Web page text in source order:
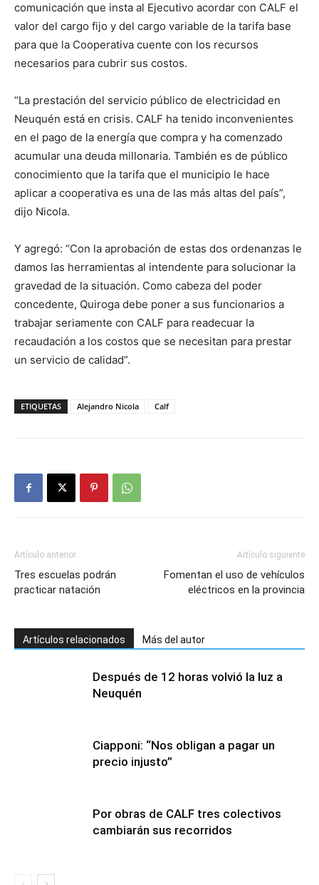
comunicación que insta al Ejecutivo acordar con CALF el
valor del cargo fijo y del cargo variable de la tarifa base
para que la Cooperativa cuente con los recursos
necesarios para cubrir sus costos.
“La prestación del servicio público de electricidad en
Neuquén está en crisis. CALF ha tenido inconvenientes
en el pago de la energía que compra y ha comenzado
acumular una deuda millonaria. También es de público
conocimiento que la tarifa que el municipio le hace
aplicar a cooperativa es una de las más altas del país”,
dijo Nicola.
Y agregó: “Con la aprobación de estas dos ordenanzas le
damos las herramientas al intendente para solucionar la
gravedad de la situación. Como cabeza del poder
concedente, Quiroga debe poner a sus funcionarios a
trabajar seriamente con CALF para readecuar la
recaudación a los costos que se necesitan para prestar
un servicio de calidad”.
ETIQUETAS Alejandro Nicola Calf
Artículo anterior
Tres escuelas podrán
practicar natación
Artículo siguiente
Fomentan el uso de vehículos
eléctricos en la provincia
Artículos relacionados Más del autor
Después de 12 horas volvió la luz a
Neuquén
Ciapponi: “Nos obligan a pagar un
precio injusto”
Por obras de CALF tres colectivos
cambiarán sus recorridos